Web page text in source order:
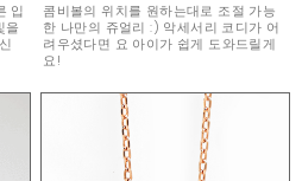
입
을
콤비볼의 위치를 원하는대로 조절 가능
한 나만의 쥬얼리 :) 악세서리 코디가 어
려우셨다면 요 아이가 쉽게 도와드릴게
요!